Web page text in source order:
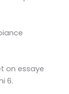
on essaye
6.